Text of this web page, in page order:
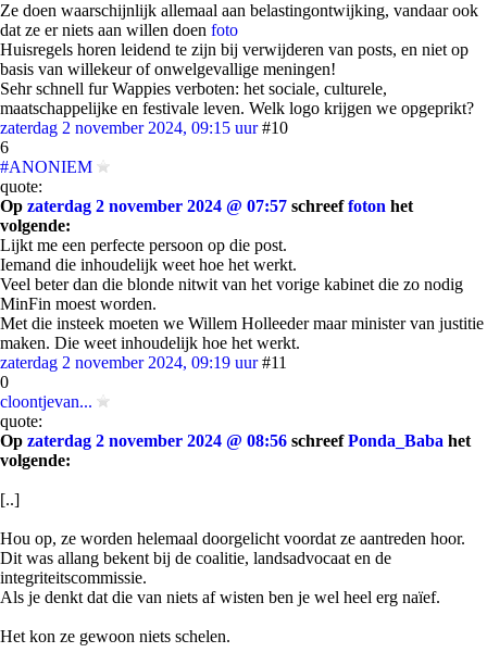
Ze doen waarschijnlijk allemaal aan belastingontwijking, vandaar ook
dat ze er niets aan willen doen foto
Huisregels horen leidend te zijn bij verwijderen van posts, en niet op
basis van willekeur of onwelgevallige meningen!
Sehr schnell fur Wappies verboten: het sociale, culturele,
maatschappelijke en festivale leven. Welk logo krijgen we opgeprikt?
zaterdag 2 november 2024, 09:15 uur #10
6
#ANONIEM
quote:
Op zaterdag 2 november 2024 @ 07:57 schreeffoton het
volgende:
Lijkt me een perfecte persoon op die post.
Iemand die inhoudelijk weet hoe het werkt.
Veel beter dan die blonde nitwit van het vorige kabinet die zo nodig
MinFin moest worden.
Met die insteek moeten we Willem Holleeder maar minister van justitie
maken. Die weet inhoudelijk hoe het werkt.
zaterdag 2 november 2024, 09:19 uur #11
0
cloontjevan...
quote:
Op zaterdag 2 november 2024 @ 08:56 schreefPonda_Baba het
volgende:
[..]
Hou op, ze worden helemaal doorgelicht voordat ze aantreden hoor.
Dit was allang bekent bij de coalitie, landsadvocaat en de
integriteitscommissie.
Als je denkt dat die van niets af wisten ben je wel heel erg naïef.
Het kon ze gewoon niets schelen.